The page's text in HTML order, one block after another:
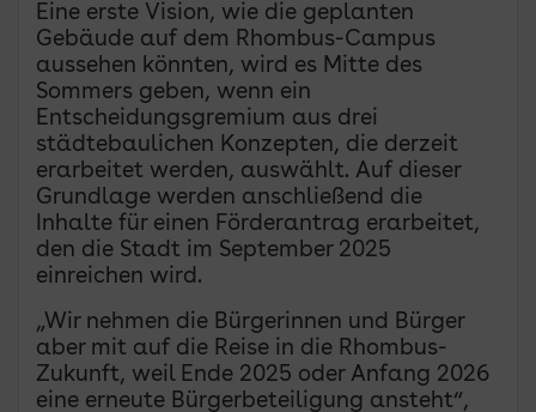
Eine erste Vision, wie die geplanten
Gebäude auf dem Rhombus-Campus
aussehen könnten, wird es Mitte des
Sommers geben, wenn ein
Entscheidungsgremium aus drei
städtebaulichen Konzepten, die derzeit
erarbeitet werden, auswählt. Auf dieser
Grundlage werden anschließend die
Inhalte für einen Förderantrag erarbeitet,
den die Stadt im September 2025
einreichen wird.
„Wir nehmen die Bürgerinnen und Bürger
aber mit auf die Reise in die Rhombus-
Zukunft, weil Ende 2025 oder Anfang 2026
eine erneute Bürgerbeteiligung ansteht“,